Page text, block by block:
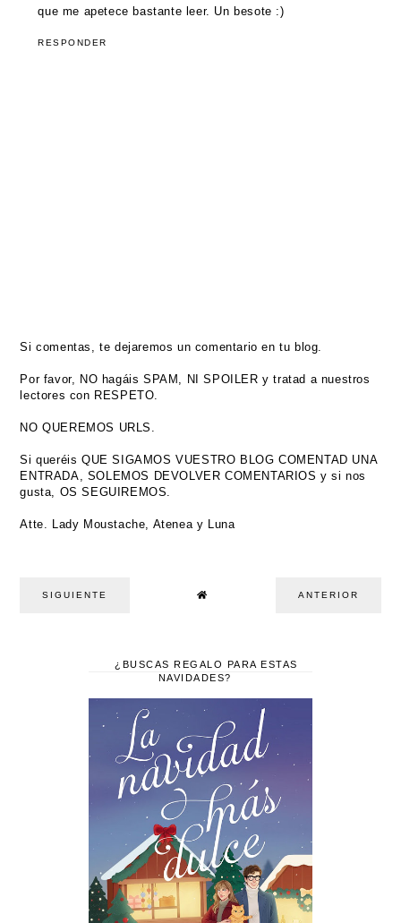
que me apetece bastante leer. Un besote :)
RESPONDER
Si comentas, te dejaremos un comentario en tu blog.
Por favor, NO hagáis SPAM, NI SPOILER y tratad a nuestros
lectores con RESPETO.
NO QUEREMOS URLS.
Si queréis QUE SIGAMOS VUESTRO BLOG COMENTAD UNA
ENTRADA, SOLEMOS DEVOLVER COMENTARIOS y si nos
gusta, OS SEGUIREMOS.
Atte. Lady Moustache, Atenea y Luna
SIGUIENTE ANTERIOR
¿BUSCAS REGALO PARA ESTAS
NAVIDADES?